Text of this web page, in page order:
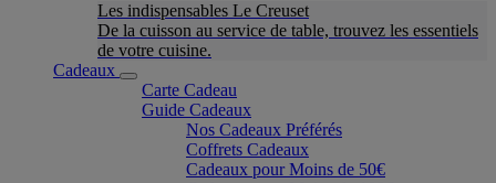
Les indispensables Le Creuset
De la cuisson au service de table, trouvez les essentiels
de votre cuisine.
Cadeaux
Carte Cadeau
Guide Cadeaux
Nos Cadeaux Préférés
Coffrets Cadeaux
Cadeaux pour Moins de 50€